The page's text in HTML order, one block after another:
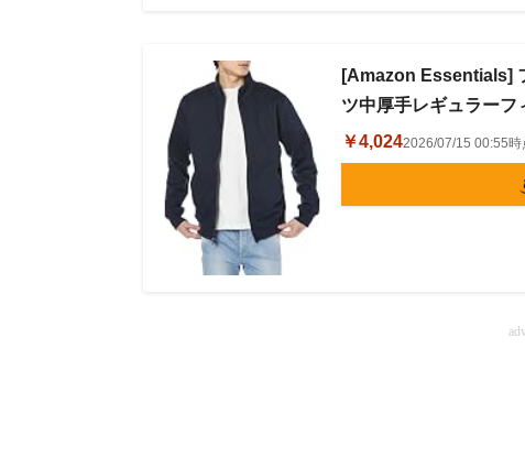
[Amazon Essentials]
ツ中厚手レギュラーフ
￥4,0242026/07/15 00:55